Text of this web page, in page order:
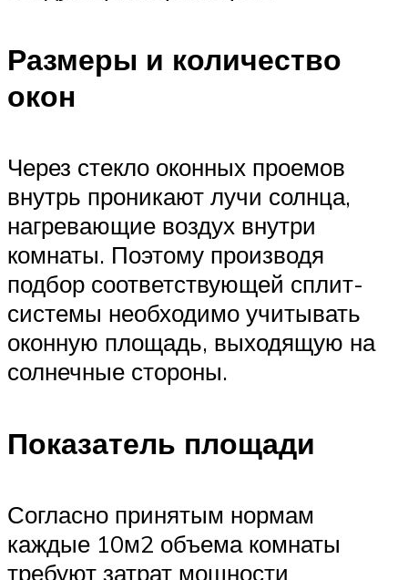
Размеры и количество
окон
Через стекло оконных проемов
внутрь проникают лучи солнца,
нагревающие воздух внутри
комнаты. Поэтому производя
подбор соответствующей сплит-
системы необходимо учитывать
оконную площадь, выходящую на
солнечные стороны.
Показатель площади
Согласно принятым нормам
каждые 10м2 объема комнаты
требуют затрат мощности